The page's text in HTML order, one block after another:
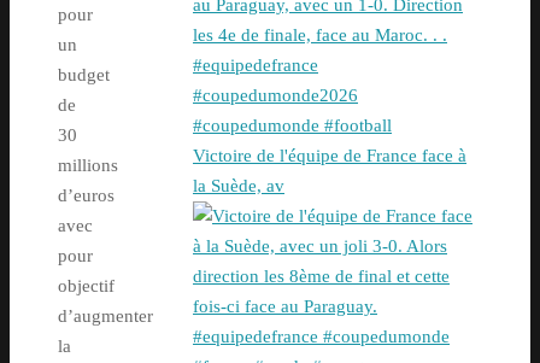
pour
un
budget
de
30
millions
d’euros
avec
pour
objectif
d’augmenter
la
Victoire de l'équipe de France face à
la Suède, av